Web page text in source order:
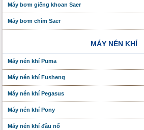
Máy bơm giếng khoan Saer
Máy bơm chìm Saer
MÁY NÉN KHÍ
Máy nén khí Puma
Máy nén khí Fusheng
Máy nén khí Pegasus
Máy nén khí Pony
Máy nén khí đầu nổ